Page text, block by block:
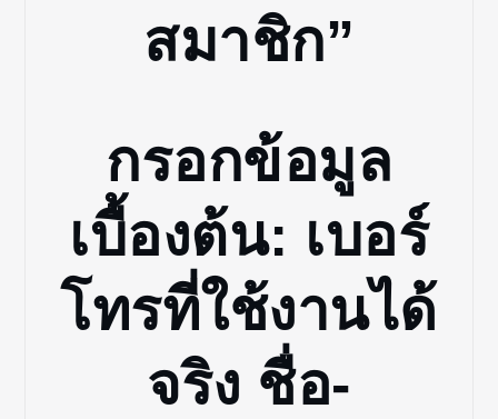
สมาชิก”
กรอกข้อมูล
เบื้องต้น: เบอร์
โทรที่ใช้งานได้
จริง ชื่อ-